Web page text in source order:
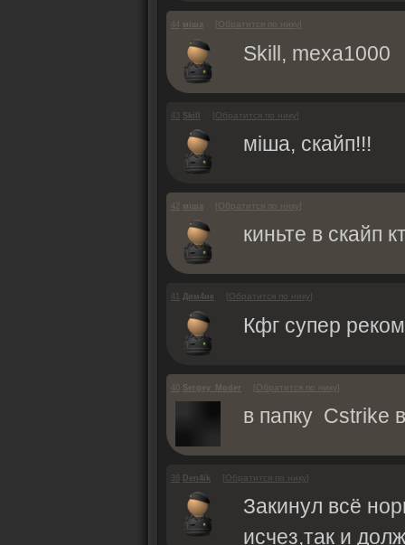
міша [Обратится по нику ]
Skill, mexa1000
Skill [Обратится по нику]
міша, скайп!!!
міша [Обратится по нику ]
киньте в скайп
Дим4ик [Обратится по нику]
Кфг супер
Sergey_Moder [Обратится по нику ]
в папку Сstrike
Den4ik [Обратится по нику]
Закинул всё
исчез,так и